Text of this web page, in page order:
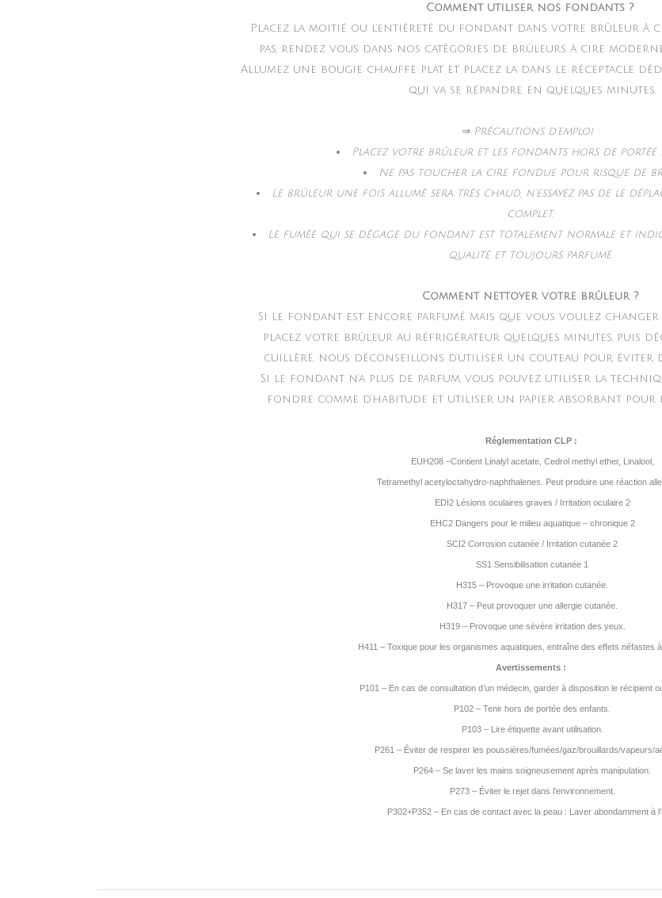
Comment utiliser nos fondants ?
Placez la moitié ou l’entièreté du fondant dans votre brûleur à
pas, rendez vous dans nos catégories de brûleurs à cire
Allumez une bougie chauffe plat et placez la dans le réceptacle
qui va se répandre en quelques minutes.
⇒ Précautions d’emploi :
Placez votre brûleur et les fondants hors de portée
Ne pas toucher la cire fondue pour risque de
Le brûleur une fois allumé sera très chaud, n’essayez pas de le
complet.
Le fumée qui se dégage du fondant est totalement normale et
qualité et toujours parfumé.
Comment nettoyer votre brûleur ?
Si le fondant est encore parfumé mais que vous voulez changer
placez votre brûleur au réfrigérateur quelques minutes, puis
cuillère, nous déconseillons d’utiliser un couteau pour éviter
Si le fondant n’a plus de parfum, vous pouvez utiliser la
fondre comme d’habitude et utiliser un papier absorbant
Réglementation CLP :
EUH208 –Contient Linalyl acetate, Cedrol methyl ether, Linalool,
Tetramethyl acetyloctahydro-naphthalenes. Peut produire une réaction
EDI2 Lésions oculaires graves / Irritation oculaire 2
EHC2 Dangers pour le milieu aquatique – chronique 2
SCI2 Corrosion cutanée / Irritation cutanée 2
SS1 Sensibilisation cutanée 1
H315 – Provoque une irritation cutanée.
H317 – Peut provoquer une allergie cutanée.
H319 – Provoque une sévère irritation des yeux.
H411 – Toxique pour les organismes aquatiques, entraîne des effets néfastes à
Avertissements :
P101 – En cas de consultation d’un médecin, garder à disposition le récipient ou
P102 – Tenir hors de portée des enfants.
P103 – Lire étiquette avant utilisation.
P261 – Éviter de respirer les poussières/fumées/gaz/brouillards/vapeurs/
P264 – Se laver les mains soigneusement après manipulation.
P273 – Éviter le rejet dans l’environnement.
P302+P352 – En cas de contact avec la peau : Laver abondamment à